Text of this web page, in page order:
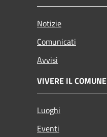
Notizie
Comunicati
Avvisi
VIVERE IL COMUNE
Luoghi
Eventi